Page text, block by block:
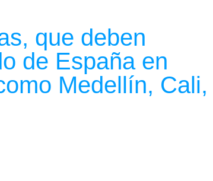
que deben
de España en
Medellín, Cali,